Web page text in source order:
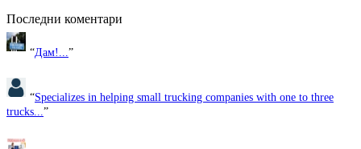
Последни коментари
“Дам!... ”
“Specializes in helping small trucking companies with one to three
trucks...”